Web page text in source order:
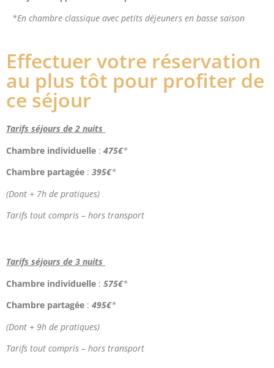
*En chambre classique avec petits déjeuners en basse saison
Effectuer votre réservation
au plus tôt pour profiter de
ce séjour
Tarifs séjours de 2 nuits
Chambre individuelle : 475€*
Chambre partagée : 395€*
(Dont + 7h de pratiques)
Tarifs tout compris – hors transport
Tarifs séjours de 3 nuits
Chambre individuelle : 575€*
Chambre partagée : 495€*
(Dont + 9h de pratiques)
Tarifs tout compris – hors transport